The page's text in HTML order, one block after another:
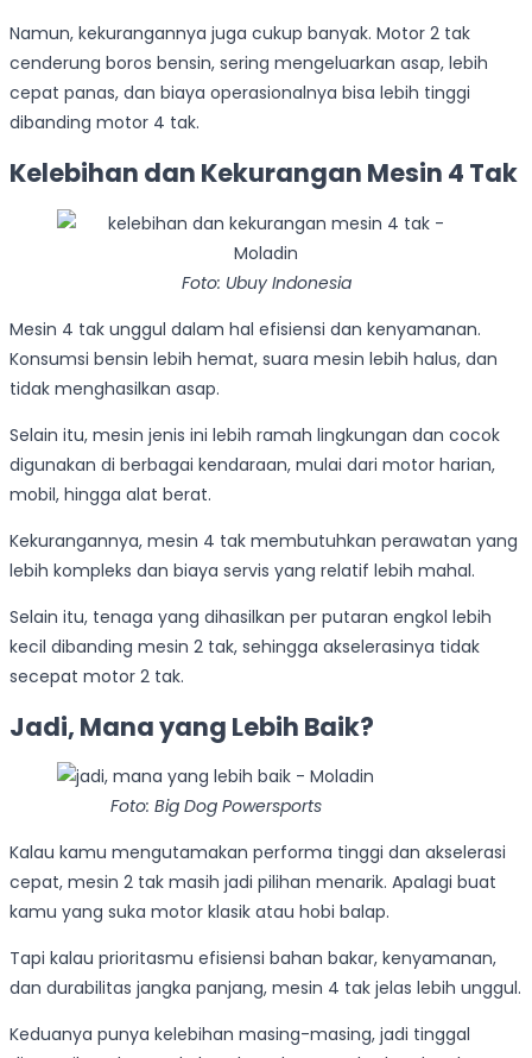
Namun, kekurangannya juga cukup banyak. Motor 2 tak
cenderung boros bensin, sering mengeluarkan asap, lebih
cepat panas, dan biaya operasionalnya bisa lebih tinggi
dibanding motor 4 tak.
Kelebihan dan Kekurangan Mesin 4 Tak
Foto: Ubuy Indonesia
Mesin 4 tak unggul dalam hal efisiensi dan kenyamanan.
Konsumsi bensin lebih hemat, suara mesin lebih halus, dan
tidak menghasilkan asap.
Selain itu, mesin jenis ini lebih ramah lingkungan dan cocok
digunakan di berbagai kendaraan, mulai dari motor harian,
mobil, hingga alat berat.
Kekurangannya, mesin 4 tak membutuhkan perawatan yang
lebih kompleks dan biaya servis yang relatif lebih mahal.
Selain itu, tenaga yang dihasilkan per putaran engkol lebih
kecil dibanding mesin 2 tak, sehingga akselerasinya tidak
secepat motor 2 tak.
Jadi, Mana yang Lebih Baik?
Foto: Big Dog Powersports
Kalau kamu mengutamakan performa tinggi dan akselerasi
cepat, mesin 2 tak masih jadi pilihan menarik. Apalagi buat
kamu yang suka motor klasik atau hobi balap.
Tapi kalau prioritasmu efisiensi bahan bakar, kenyamanan,
dan durabilitas jangka panjang, mesin 4 tak jelas lebih unggul.
Keduanya punya kelebihan masing-masing, jadi tinggal